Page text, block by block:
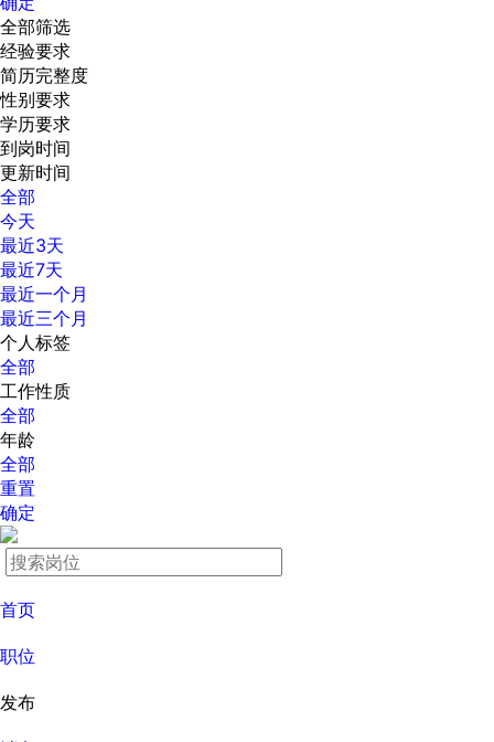
全部筛选
经验要求
简历完整度
性别要求
学历要求
到岗时间
更新时间
全部
今天
最近3天
最近7天
最近一个月
最近三个月
个人标签
全部
工作性质
全部
年龄
全部
重置
确定
首页
职位
发布